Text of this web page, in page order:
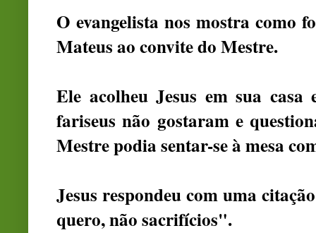
O evangelista nos mostra como
Mateus ao convite do Mestre.
Ele acolheu Jesus em sua
fariseus não gostaram e
Mestre podia sentar-se à mesa
Jesus respondeu com uma
quero, não sacrifícios".